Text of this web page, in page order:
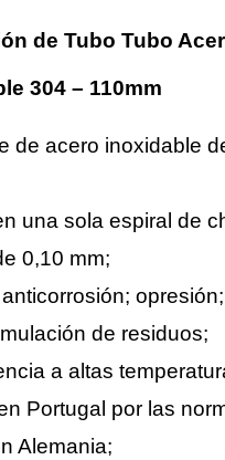
de Tubo Tubo
304 – 110mm
de acero inoxidable
una sola espiral de
0,10 mm;
opresión;
de residuos;
a altas
Portugal por las
Alemania;